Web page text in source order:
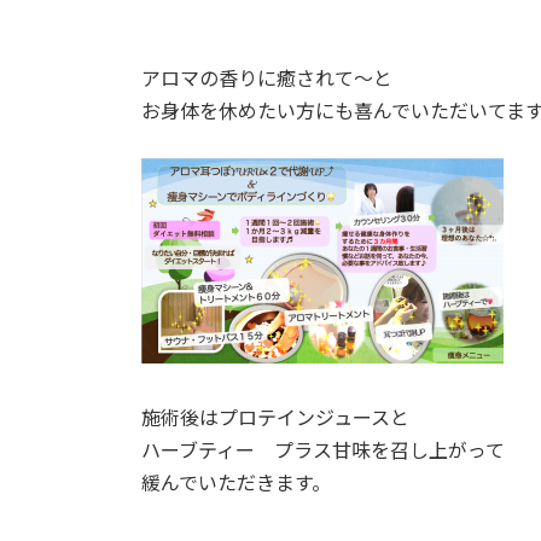
アロマの香りに癒されて〜と
お身体を休めたい方にも喜んでいただいてま
施術後はプロテインジュースと
ハーブティー プラス甘味を召し上がって
緩んでいただきます。